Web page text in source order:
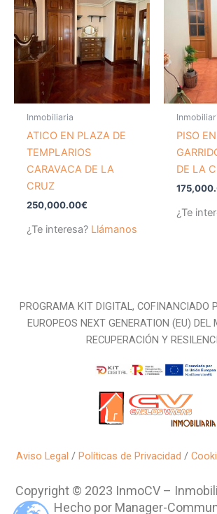
Inmobiliaria
ATICO EN PLAZA DE
TEMPLARIOS
CARAVACA DE LA
CRUZ
250,000.00€
¿Te interesa? Llámanos
PISO
DE LA
¿Te
PROGRAMA KIT DIGITAL, COFINANCIADO
EUROPEOS NEXT GENERATION (EU) DEL
RECUPERACIÓN Y
Aviso Legal / Políticas de Privacidad /
Copyright © 2023 InmoCV –
Hecho por Manager-